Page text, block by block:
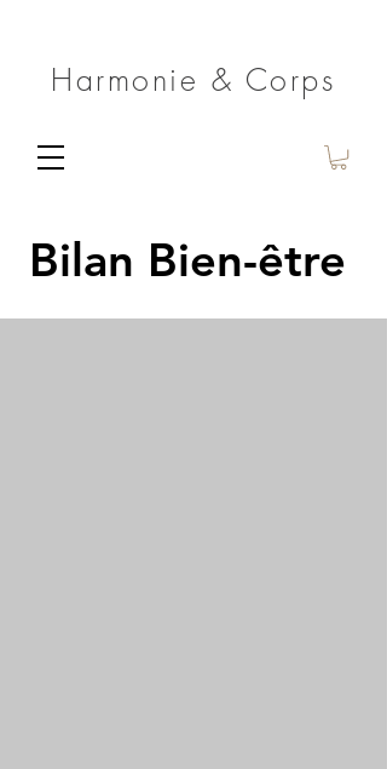
Harmonie & Corps
Bilan Bien-être